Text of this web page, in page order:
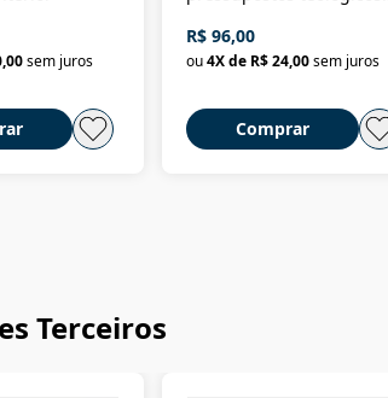
sem juros
R$ 96,00
ou4X de R$ 24,00sem juros
Comprar
Terceiros